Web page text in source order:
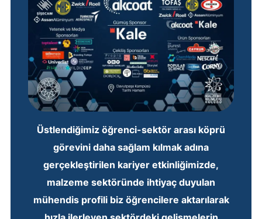
Üstlendiğimiz öğrenci-sektör arası köprü
görevini daha sağlam kılmak adına
gerçekleştirilen kariyer etkinliğimizde,
malzeme sektöründe ihtiyaç duyulan
mühendis profili biz öğrencilere aktarılarak